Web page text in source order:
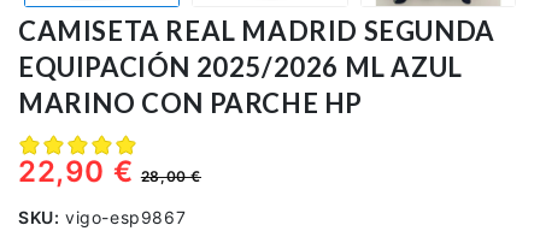
CAMISETA REAL MADRID SEGUNDA
EQUIPACIÓN 2025/2026 ML AZUL
MARINO CON PARCHE HP
22,90 €28,00 €
SKU: vigo-esp9867